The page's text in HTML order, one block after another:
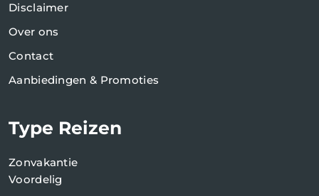
Disclaimer
Over ons
Contact
Aanbiedingen & Promoties
Type Reizen
Zonvakantie
Voordelig